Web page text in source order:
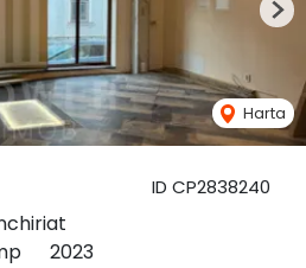
ID CP2838240
2023
Harta